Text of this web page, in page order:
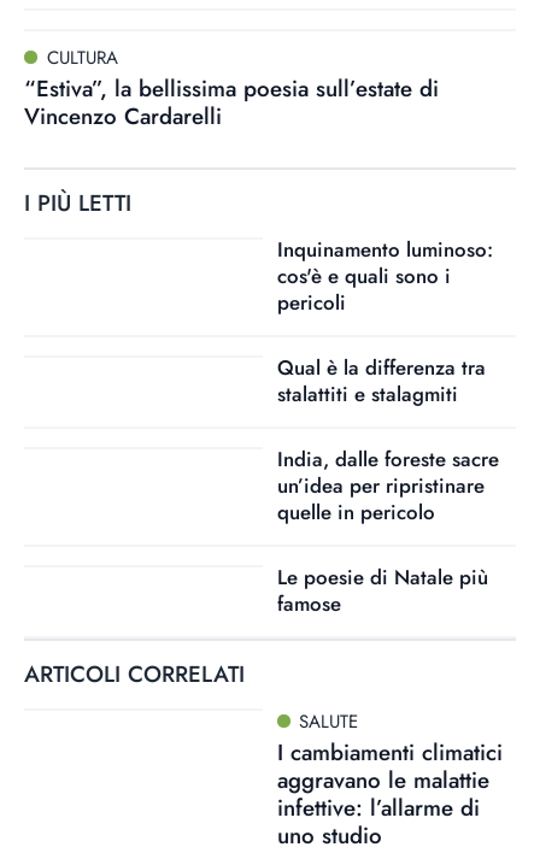
CULTURA
“Estiva”, la bellissima poesia sull’estate di
Vincenzo Cardarelli
I PIÙ LETTI
Inquinamento luminoso:
cos'è e quali sono i
pericoli
Qual è la differenza tra
stalattiti e stalagmiti
India, dalle foreste sacre
un’idea per ripristinare
quelle in pericolo
Le poesie di Natale più
famose
ARTICOLI CORRELATI
SALUTE
I cambiamenti climatici
aggravano le malattie
infettive: l’allarme di
uno studio